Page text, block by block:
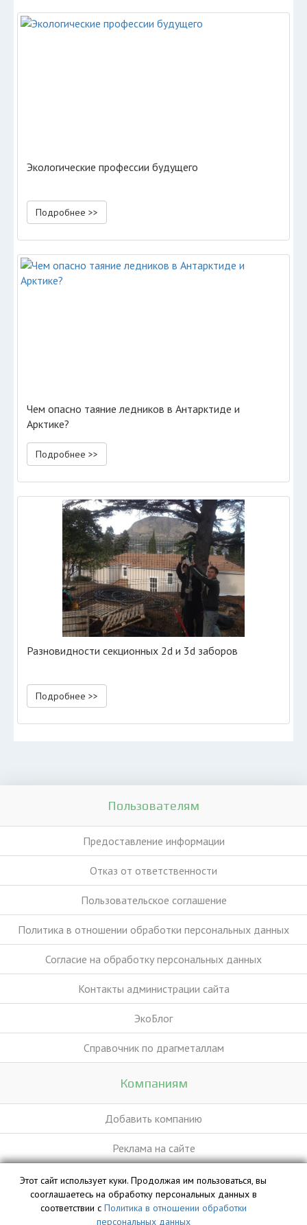
Экологические профессии будущего
Подробнее >>
Чем опасно таяние ледников в Антарктиде и
Арктике?
Подробнее >>
Разновидности секционных 2d и 3d заборов
Подробнее >>
Пользователям
Предоставление информации
Отказ от ответственности
Пользовательское соглашение
Политика в отношении обработки персональных данных
Согласие на обработку персональных данных
Контакты администрации сайта
ЭкоБлог
Справочник по драгметаллам
Компаниям
Добавить компанию
Реклама на сайте
База данных сайта vyvoz.org является интеллектуальной
собственностью ООО «Профит» и охраняется законом.
Этот сайт использует куки. Продолжая им пользоваться, вы
сооглашаетесь на обработку персональных данных в
соответствии с Политика в отношении обработки
персональных данных